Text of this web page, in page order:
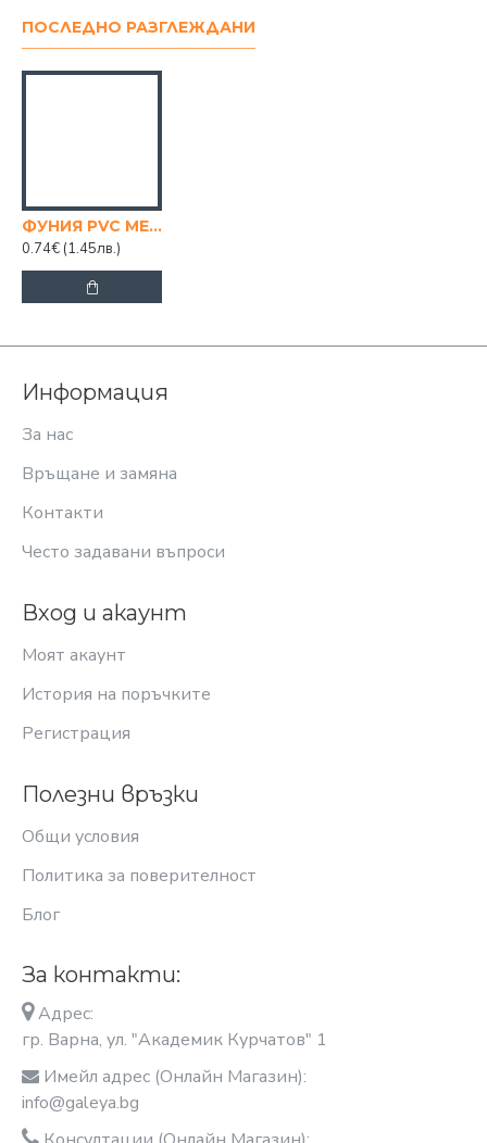
ПОСЛЕДНО РАЗГЛЕЖДАНИ
ФУНИЯ PVC МЕКА ВРЪЗКА
0.74€ (1.45лв.)
Информация
За нас
Връщане и замяна
Контакти
Често задавани въпроси
Вход и акаунт
Моят акаунт
История на поръчките
Регистрация
Полезни връзки
Общи условия
Политика за поверителност
Блог
За контакти:
Адрес:
гр. Варна, ул. "Академик Курчатов" 1
Имейл адрес (Онлайн Магазин):
info@galeya.bg